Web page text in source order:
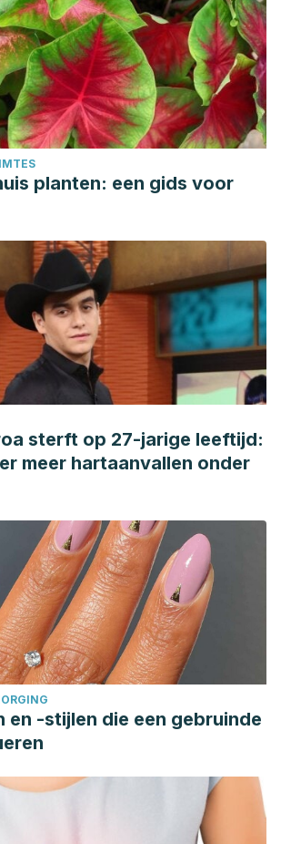
planten: een gids voor
sterft op 27-jarige leeftijd:
meer hartaanvallen onder
en -stijlen die een gebruinde